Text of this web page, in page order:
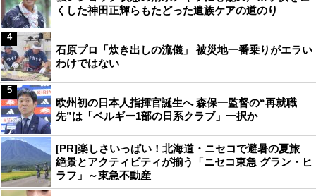
くした神田正輝らもたどった遺族ケアの道のり
石原プロ「炊き出しの流儀」 被災地一番乗りがエラい
わけではない
4
欧州初の日本人指揮官誕生へ 森保一監督の“再就職
先”は「ベルギー1部の日系クラブ」一択か
5
[PR]楽しさいっぱい！北海道・ニセコで避暑の夏旅
絶景とアクティビティが揃う「ニセコ東急 グラン・ヒ
ラフ」～東急不動産